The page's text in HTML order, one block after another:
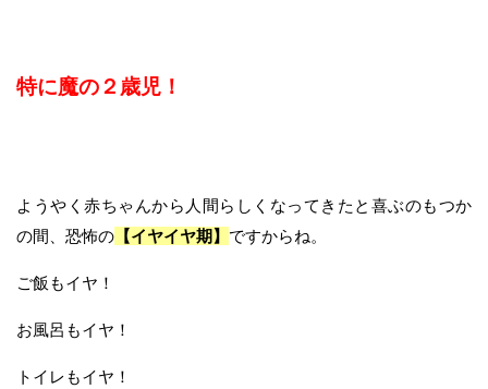
特に魔の２歳児！
ようやく赤ちゃんから人間らしくなってきたと喜ぶのもつか
の間、恐怖の 【イヤイヤ期】 ですからね。
ご飯もイヤ！
お風呂もイヤ！
トイレもイヤ！